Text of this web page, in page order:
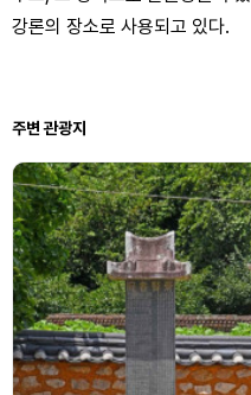
강론의 장소로 사용되고 있다.
주변 관광지